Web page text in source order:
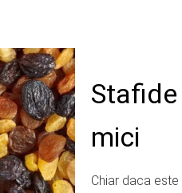
mici
Chiar daca